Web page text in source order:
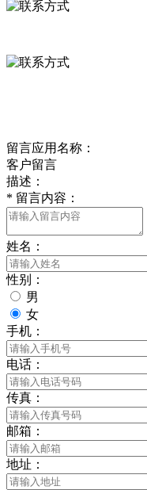
留言应用名称：
客户留言
描述：
* 留言内容：
姓名：
性别：
男
女
手机：
电话：
传真：
邮箱：
地址：